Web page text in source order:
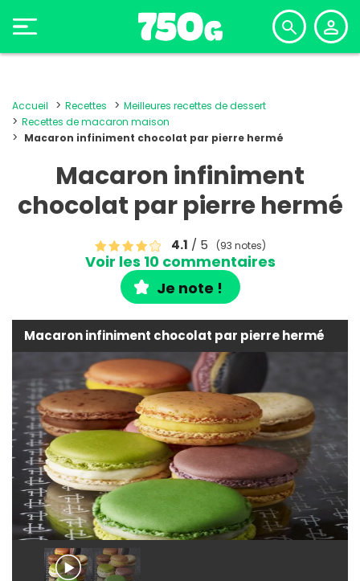
Accueil Recettes
Meilleures recettes de dessert
Recettes de macaron maison
Macaron infiniment chocolat par pierre hermé
Macaron infiniment
chocolat par pierre hermé
4.1 / 5 (93 notes)
Voir les 10 commentaires
Je note !
Macaron infiniment chocolat par pierre hermé